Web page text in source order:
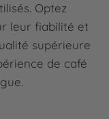
Optez
leur fiabilité et
supérieure
de café